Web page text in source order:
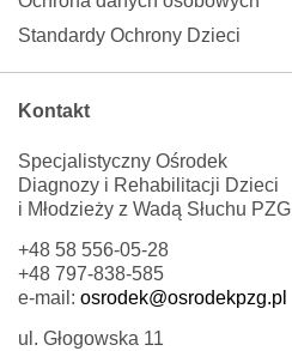
Standardy Ochrony Dzieci
Kontakt
Specjalistyczny Ośrodek
Diagnozy i Rehabilitacji Dzieci
i Młodzieży z Wadą Słuchu PZG
+48 58 556-05-28
+48 797-838-585
e-mail: osrodek@osrodekpzg.pl
ul. Głogowska 11